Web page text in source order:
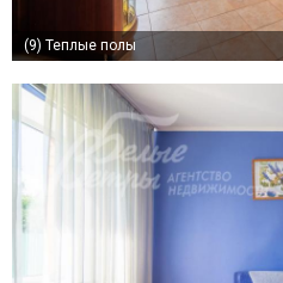
(9) Теплые полы